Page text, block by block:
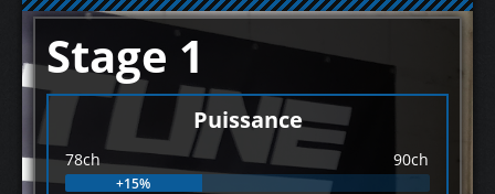
Stage 1
Puissance
78ch 90ch
+15%